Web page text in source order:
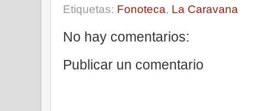
Etiquetas: Fonoteca, La Caravana
No hay comentarios:
Publicar un comentario